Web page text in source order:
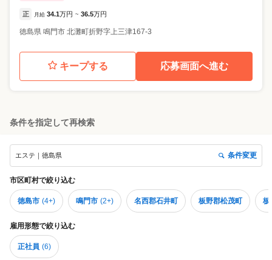
正 月給 34.1万円 ~ 36.5万円
徳島県 鳴門市 北灘町折野字上三津167-3
キープする 応募画面へ進む
条件を指定して再検索
エステ｜徳島県 条件変更
市区町村で絞り込む
徳島市 (4+) 鳴門市 (2+) 名西郡石井町 板野郡松茂町 板
雇用形態で絞り込む
正社員 (6)